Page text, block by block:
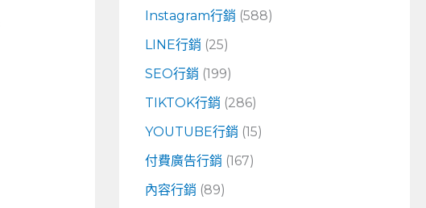
Instagram行銷 (588)
LINE行銷 (25)
SEO行銷 (199)
TIKTOK行銷 (286)
YOUTUBE行銷 (15)
付費廣告行銷 (167)
內容行銷 (89)